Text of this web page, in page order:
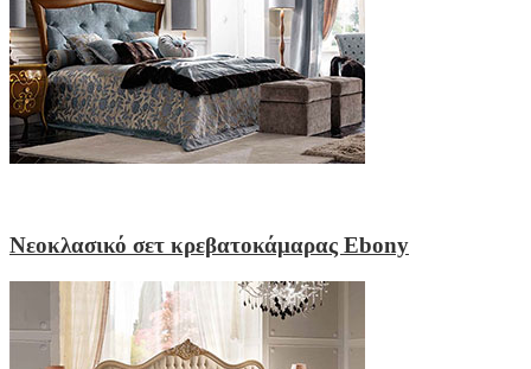
Νεοκλασικό σετ κρεβατοκάμαρας Ebony